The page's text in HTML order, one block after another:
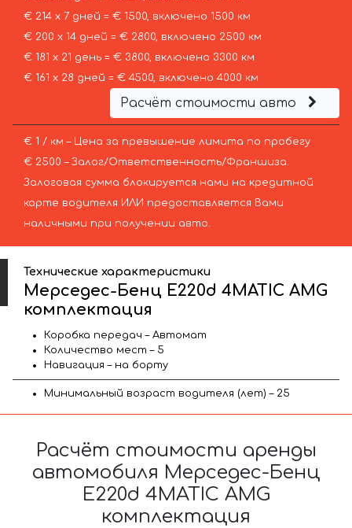
€ 214 х 7 дней = € 1500, включено 1500 км
€ 200 х 14 дней = € 2800, включено 2500 км
€ 181 х 21 день = € 3800, включено 3300 км
€ 161 х 28 дней = € 4500, включено 4000 км
Расчёт стоимости авто
€ 1 / км – Цена за превышение лимита по пробегу
€ 2500 – Залог/Ответственность/Франшиза.
Залоговая сумма блокируется нами на кредитной
карте водителя ИЛИ предоставляется Вами
наличными при получении авто.
Технические характеристики
Мерседес-Бенц E220d 4MATIC AMG
комплектация
Коробка передач – Автомат
Количество мест – 5
Навигация – на борту
Минимальный возраст водителя (лет) – 25
Расчёт стоимости аренды
автомобиля Мерседес-Бенц
E220d 4MATIC AMG
комплектация